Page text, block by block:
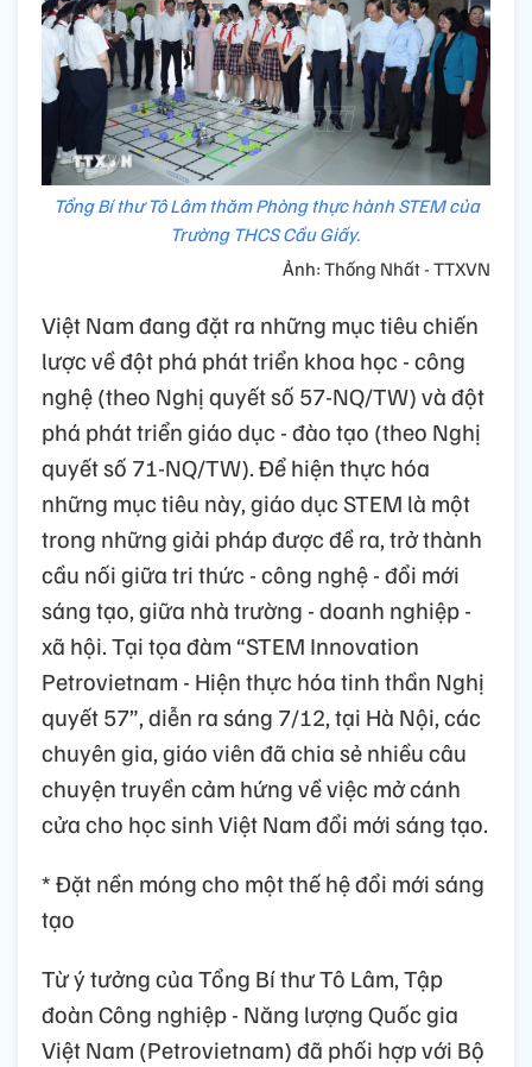
Tổng Bí thư Tô Lâm thăm Phòng thực hành STEM của
Trường THCS Cầu Giấy.
Ảnh: Thống Nhất - TTXVN
Việt Nam đang đặt ra những mục tiêu chiến
lược về đột phá phát triển khoa học - công
nghệ (theo Nghị quyết số 57-NQ/TW) và đột
phá phát triển giáo dục - đào tạo (theo Nghị
quyết số 71-NQ/TW). Để hiện thực hóa
những mục tiêu này, giáo dục STEM là một
trong những giải pháp được đề ra, trở thành
cầu nối giữa tri thức - công nghệ - đổi mới
sáng tạo, giữa nhà trường - doanh nghiệp -
xã hội. Tại tọa đàm “STEM Innovation
Petrovietnam - Hiện thực hóa tinh thần Nghị
quyết 57”, diễn ra sáng 7/12, tại Hà Nội, các
chuyên gia, giáo viên đã chia sẻ nhiều câu
chuyện truyền cảm hứng về việc mở cánh
cửa cho học sinh Việt Nam đổi mới sáng tạo.
* Đặt nền móng cho một thế hệ đổi mới sáng
tạo
Từ ý tưởng của Tổng Bí thư Tô Lâm, Tập
đoàn Công nghiệp - Năng lượng Quốc gia
Việt Nam (Petrovietnam) đã phối hợp với Bộ